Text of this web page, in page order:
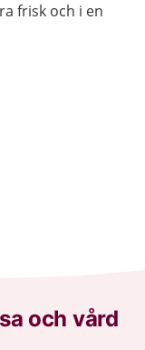
frisk och i en
och vård